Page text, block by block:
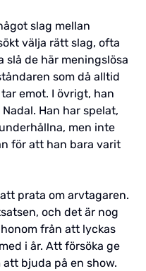
slag mellan
välja rätt slag, ofta
slå de här meningslösa
som då alltid
emot. I övrigt, han
Han har spelat,
men inte
för att han bara varit
prata om arvtagaren.
och det är nog
från att lyckas
i år. Att försöka ge
bjuda på en show.